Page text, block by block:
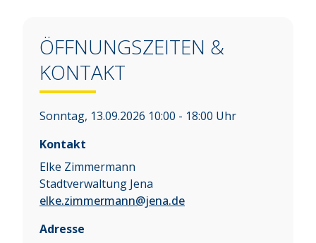
ÖFFNUNGSZEITEN &
KONTAKT
Sonntag, 13.09.2026 10:00 - 18:00 Uhr
Kontakt
Elke Zimmermann
Stadtverwaltung Jena
elke.zimmermann@jena.de
Adresse